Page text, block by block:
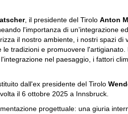
, il presidente del Tirolo Anton
l'importanza di un’integrazione
il nostro ambiente, i nostri spazi
tradizioni e promuovere
nel paesaggio, i fattori
dall'ex presidente del Tirolo
il 6 ottobre 2025 a Innsbruck.
progettuale: una giuria